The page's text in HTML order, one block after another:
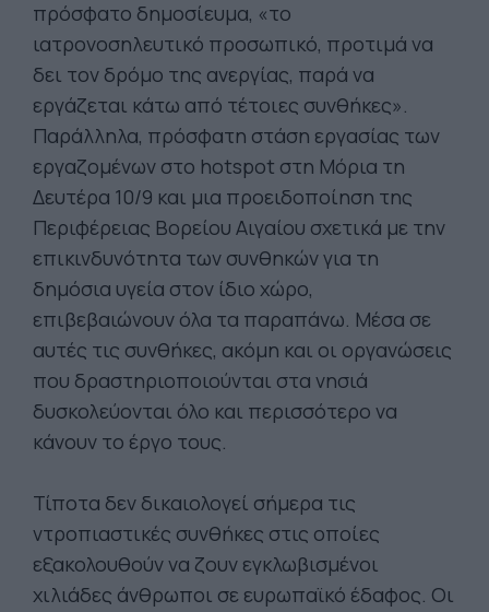
πρόσφατο δημοσίευμα, «το
ιατρονοσηλευτικό προσωπικό, προτιμά να
δει τον δρόμο της ανεργίας, παρά να
εργάζεται κάτω από τέτοιες συνθήκες».
Παράλληλα, πρόσφατη στάση εργασίας των
εργαζομένων στο hotspot στη Μόρια τη
Δευτέρα 10/9 και μια προειδοποίηση της
Περιφέρειας Βορείου Αιγαίου σχετικά με την
επικινδυνότητα των συνθηκών για τη
δημόσια υγεία στον ίδιο χώρο,
επιβεβαιώνουν όλα τα παραπάνω. Μέσα σε
αυτές τις συνθήκες, ακόμη και οι οργανώσεις
που δραστηριοποιούνται στα νησιά
δυσκολεύονται όλο και περισσότερο να
κάνουν το έργο τους.
Τίποτα δεν δικαιολογεί σήμερα τις
ντροπιαστικές συνθήκες στις οποίες
εξακολουθούν να ζουν εγκλωβισμένοι
χιλιάδες άνθρωποι σε ευρωπαϊκό έδαφος. Οι